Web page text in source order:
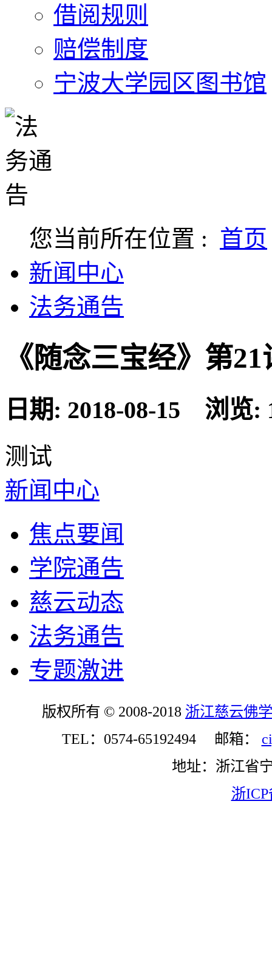
借阅规则
赔偿制度
宁波大学园区图书馆
您当前所在位置 : 首页
新闻中心
法务通告
《随念三宝经》第
日期: 2018-08-15 浏览:
测试
新闻中心
焦点要闻
学院通告
慈云动态
法务通告
专题激进
版权所有 © 2008-2018 浙江慈云佛
TEL：0574-65192494 邮箱：
地址：浙江省
浙ICP